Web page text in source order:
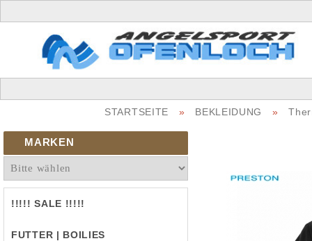
STARTSEITE » BEKLEIDUNG »
MARKEN
!!!!! SALE !!!!!
FUTTER | BOILIES